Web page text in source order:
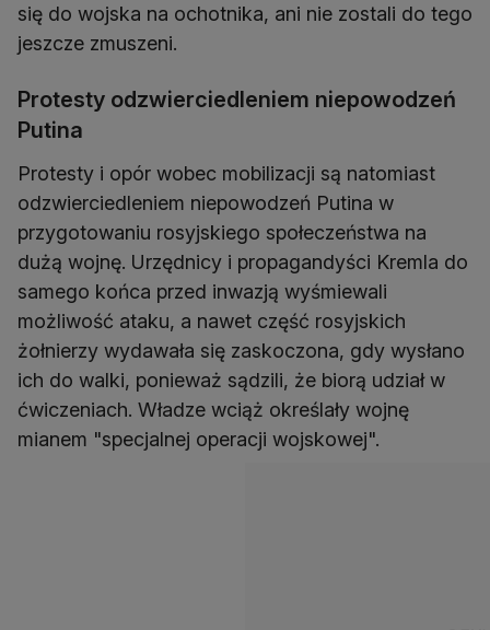
się do wojska na ochotnika, ani nie zostali do tego
jeszcze zmuszeni.
Protesty odzwierciedleniem niepowodzeń
Putina
Protesty i opór wobec mobilizacji są natomiast
odzwierciedleniem niepowodzeń Putina w
przygotowaniu rosyjskiego społeczeństwa na
dużą wojnę. Urzędnicy i propagandyści Kremla do
samego końca przed inwazją wyśmiewali
możliwość ataku, a nawet część rosyjskich
żołnierzy wydawała się zaskoczona, gdy wysłano
ich do walki, ponieważ sądzili, że biorą udział w
ćwiczeniach. Władze wciąż określały wojnę
mianem "specjalnej operacji wojskowej".